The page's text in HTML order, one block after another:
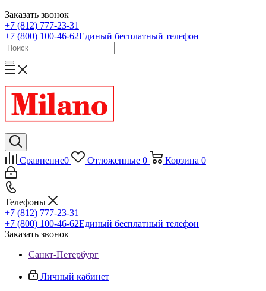
Заказать звонок
+7 (812) 777-23-31
+7 (800) 100-46-62Единый бесплатный телефон
Сравнение0 Отложенные 0 Корзина 0
Телефоны
+7 (812) 777-23-31
+7 (800) 100-46-62Единый бесплатный телефон
Заказать звонок
Санкт-Петербург
Личный кабинет